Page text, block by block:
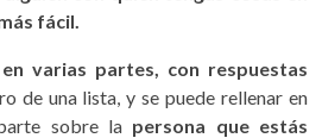
fácil.
varias partes, con respuestas
de una lista, y se puede rellenar en
sobre la persona que estás